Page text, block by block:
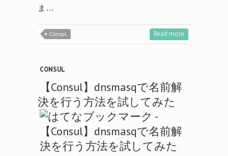
ま…
Consul Read more
CONSUL
【Consul】dnsmasqで名前解
決を行う方法を試してみた